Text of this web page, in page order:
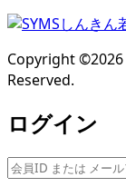
Copyright ©2026
Reserved.
ログイン